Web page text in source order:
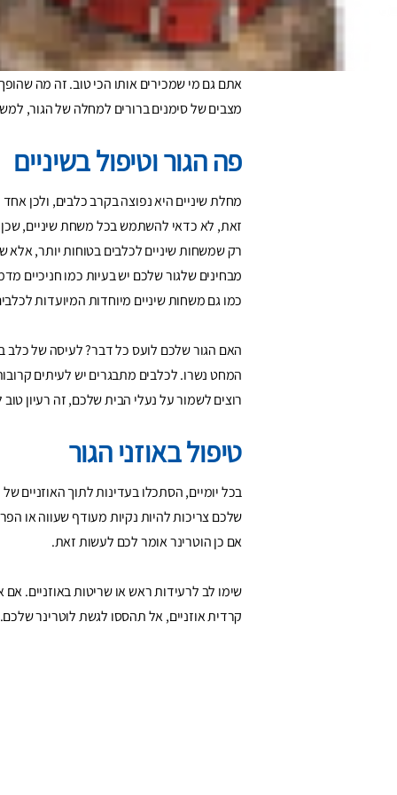
אתם ההשפעה הכי חשובה כשמדובר בשמירה על
אתם גם מי שמכירים אותו הכי טוב. זה מה
מצבים של סימנים ברורים למחלה של הגור,
פה הגור וטיפול בשיניים
מחלת שיניים היא נפוצה בקרב כלבים, ולכן
זאת, לא כדאי להשתמש בכל משחת שיניים, שכן
רק שמשחות שיניים לכלבים בטוחות יותר,
מבחינים שלגור שלכם יש בעיות כמו חניכיים
כמו גם משחות שיניים מיוחדות המיועדות
האם הגור שלכם לועס כל דבר? לעיסה של כלב
המחט נשרו. לכלבים מתבגרים יש לעיתים
רוצים לשמור על נעלי הבית שלכם, זה רעיון
טיפול באוזני הגור
בכל יומיים, הסתכלו בעדינות לתוך האוזניים
שלכם צריכות להיות נקיות מעודף שעווה או
אם כן הוטרינר אומר לכם לעשות זאת.
שימו לב לרעידות ראש או שריטות באוזניים. אם
קרדית אוזניים, אל תהססו לגשת לוטרינר שלכם.